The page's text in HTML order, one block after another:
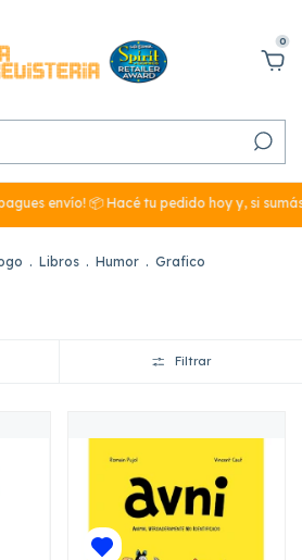
0
📦 Hacé tu pedido hoy y, si sumás más
. Libros . Humor . Grafico
Filtrar